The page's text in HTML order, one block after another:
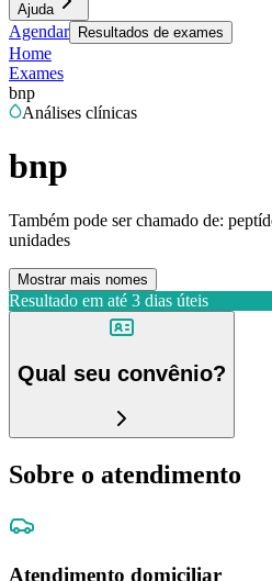
Ajuda
Agendar Resultados de exames
Home
Exames
bnp
Análises clínicas
bnp
Também pode ser chamado de:
unidades
Mostrar mais nomes
Resultado em até 3 dias úteis
Qual seu convênio?
Sobre o atendimento
Atendimento domiciliar